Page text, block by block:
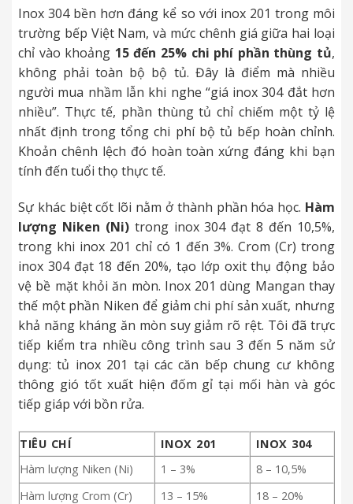
Inox 304 bền hơn đáng kể so với inox 201 trong môi
trường bếp Việt Nam, và mức chênh giá giữa hai loại
chỉ vào khoảng 15 đến 25% chi phí phần thùng tủ,
không phải toàn bộ bộ tủ. Đây là điểm mà nhiều
người mua nhầm lẫn khi nghe “giá inox 304 đắt hơn
nhiều”. Thực tế, phần thùng tủ chỉ chiếm một tỷ lệ
nhất định trong tổng chi phí bộ tủ bếp hoàn chỉnh.
Khoản chênh lệch đó hoàn toàn xứng đáng khi bạn
tính đến tuổi thọ thực tế.
Sự khác biệt cốt lõi nằm ở thành phần hóa học. Hàm
lượng Niken (Ni)trong inox 304 đạt 8 đến 10,5%,
trong khi inox 201 chỉ có 1 đến 3%. Crom (Cr) trong
inox 304 đạt 18 đến 20%, tạo lớp oxit thụ động bảo
vệ bề mặt khỏi ăn mòn. Inox 201 dùng Mangan thay
thế một phần Niken để giảm chi phí sản xuất, nhưng
khả năng kháng ăn mòn suy giảm rõ rệt. Tôi đã trực
tiếp kiểm tra nhiều công trình sau 3 đến 5 năm sử
dụng: tủ inox 201 tại các căn bếp chung cư không
thông gió tốt xuất hiện đốm gỉ tại mối hàn và góc
tiếp giáp với bồn rửa.
TIÊU CHÍ INOX 201
INOX 304
Hàm lượng Niken (Ni)
1 – 3%
8 – 10,5%
Hàm lượng Crom (Cr)
13 – 15%
18 – 20%